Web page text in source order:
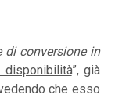
di conversione in
disponibilità”, già
che esso